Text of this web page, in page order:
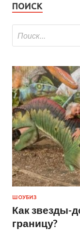
ПОИСК
ШОУБИЗ
Как звезды-
границу?